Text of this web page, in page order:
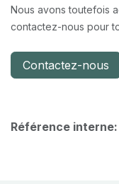
Nous avons toutefois
contactez-nous pour
Contactez-nous
Référence interne: